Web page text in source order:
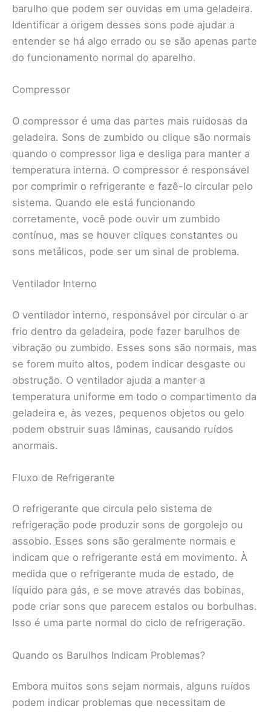
barulho que podem ser ouvidas em uma geladeira.
Identificar a origem desses sons pode ajudar a
entender se há algo errado ou se são apenas parte
do funcionamento normal do aparelho.
Compressor
O compressor é uma das partes mais ruidosas da
geladeira. Sons de zumbido ou clique são normais
quando o compressor liga e desliga para manter a
temperatura interna. O compressor é responsável
por comprimir o refrigerante e fazê-lo circular pelo
sistema. Quando ele está funcionando
corretamente, você pode ouvir um zumbido
contínuo, mas se houver cliques constantes ou
sons metálicos, pode ser um sinal de problema.
Ventilador Interno
O ventilador interno, responsável por circular o ar
frio dentro da geladeira, pode fazer barulhos de
vibração ou zumbido. Esses sons são normais, mas
se forem muito altos, podem indicar desgaste ou
obstrução. O ventilador ajuda a manter a
temperatura uniforme em todo o compartimento da
geladeira e, às vezes, pequenos objetos ou gelo
podem obstruir suas lâminas, causando ruídos
anormais.
Fluxo de Refrigerante
O refrigerante que circula pelo sistema de
refrigeração pode produzir sons de gorgolejo ou
assobio. Esses sons são geralmente normais e
indicam que o refrigerante está em movimento. À
medida que o refrigerante muda de estado, de
líquido para gás, e se move através das bobinas,
pode criar sons que parecem estalos ou borbulhas.
Isso é uma parte normal do ciclo de refrigeração.
Quando os Barulhos Indicam Problemas?
Embora muitos sons sejam normais, alguns ruídos
podem indicar problemas que necessitam de